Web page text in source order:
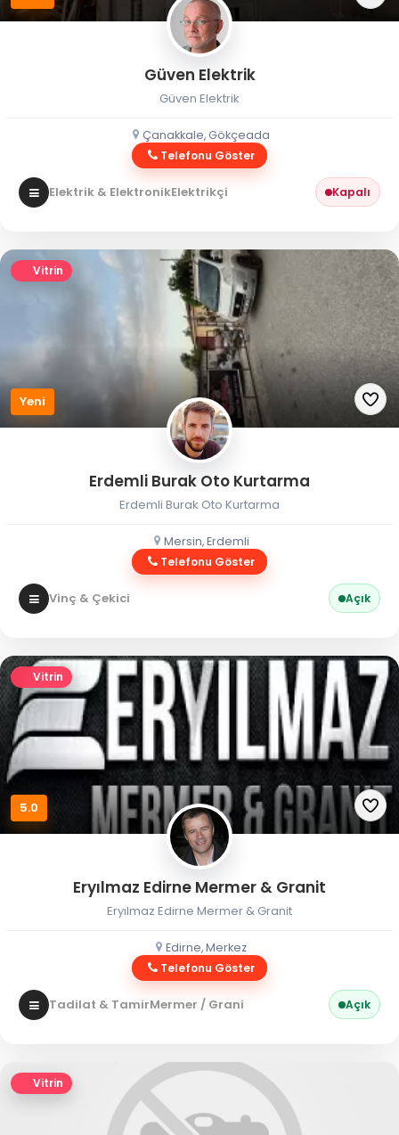
Güven Elektrik
Güven Elektrik
Çanakkale, Gökçeada
Telefonu Göster
Elektrik & ElektronikElektrikçi Kapalı
Vitrin
Yeni
Erdemli Burak Oto Kurtarma
Erdemli Burak Oto Kurtarma
Mersin, Erdemli
Telefonu Göster
Vinç & Çekici Açık
Vitrin
5.0
Eryılmaz Edirne Mermer & Granit
Eryılmaz Edirne Mermer & Granit
Edirne, Merkez
Telefonu Göster
Tadilat & TamirMermer / Granit Açık
Vitrin